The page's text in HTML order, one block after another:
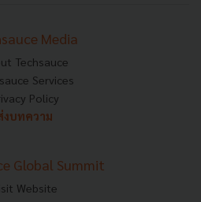
Media
Techsauce
Services
Policy
งบทความ
Global Summit
Website